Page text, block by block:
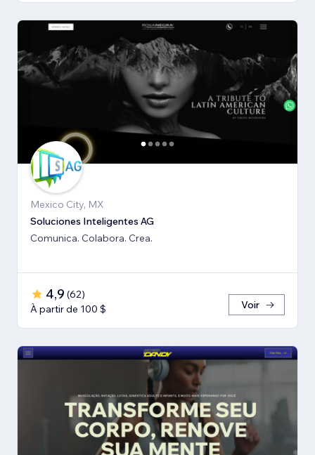
Mexico City, MX
Soluciones Inteligentes AG
Comunica. Colabora. Crea.
4,9 (62)
À partir de 100 $
Voir